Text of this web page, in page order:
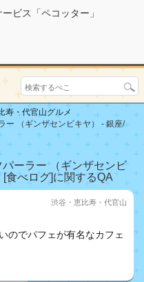
ビス「ペコッター」
寿・代官山グルメ
（ギンザセンビキヤ） - 銀座/
ーラー （ギンザセンビ
食べログ]に関するQA
渋谷・恵比寿・代官山
のでパフェが有名なカフェ